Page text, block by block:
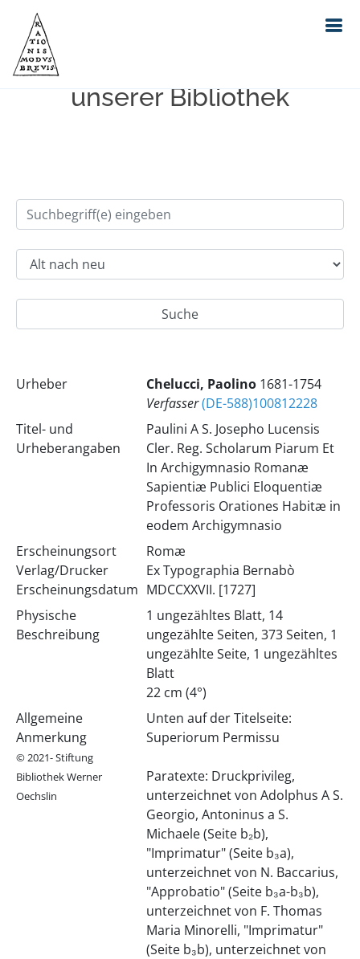
Einfache Suche im Bestand
unserer Bibliothek
Urheber Chelucci, Paolino 1681-1754
Verfasser(DE-588)100812228
Titel- und
Urheberangaben
Paulini A S. Josepho Lucensis
Cler. Reg. Scholarum Piarum Et
In Archigymnasio Romanæ
Sapientiæ Publici Eloquentiæ
Professoris Orationes Habitæ in
eodem Archigymnasio
Erscheinungsort
Verlag/Drucker
Erscheinungsdatum
Romæ
Ex Typographia Bernabò
MDCCXXVII. [1727]
Physische
Beschreibung
1 ungezähltes Blatt, 14
ungezählte Seiten, 373 Seiten, 1
ungezählte Seite, 1 ungezähltes
Blatt
22 cm (4°)
Allgemeine
Anmerkung
© 2021- Stiftung
Bibliothek Werner
Oechslin
Unten auf der Titelseite:
Superiorum Permissu
Paratexte: Druckprivileg,
unterzeichnet von Adolphus A S.
Georgio, Antoninus a S.
Michaele (Seite b₂b),
"Imprimatur" (Seite b₃a),
unterzeichnet von N. Baccarius,
"Approbatio" (Seite b₃a-b₃b),
unterzeichnet von F. Thomas
Maria Minorelli, "Imprimatur"
(Seite b₃b), unterzeichnet von